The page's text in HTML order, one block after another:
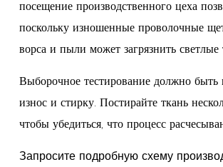
посещение производственного цеха
поскольку изношенные проволочные
ворса и пыли может загрязнить светлые
Выборочное тестирование должно
износ и стирку. Постирайте ткань
чтобы убедиться, что процесс
Запросите подробную схему